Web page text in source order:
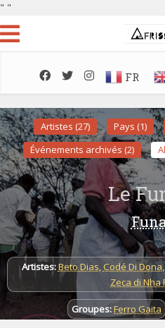
" "
FR
Artistes (27) Pays (1)
Événements archivés (2)
Le
Artistes:Beto Dias,Codé Di Dona,
Zeca di Nha
Groupes:Ferro Gaita